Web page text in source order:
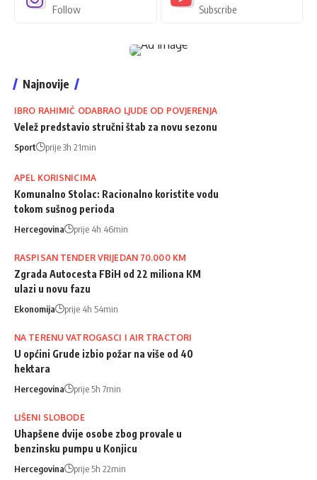
Follow Subscribe
Najnovije
IBRO RAHIMIĆ ODABRAO LJUDE OD POVJERENJA
Velež predstavio stručni štab za novu sezonu
Sport prije 3h 21min
APEL KORISNICIMA
Komunalno Stolac: Racionalno koristite vodu
tokom sušnog perioda
Hercegovina prije 4h 46min
RASPISAN TENDER VRIJEDAN 70.000 KM
Zgrada Autocesta FBiH od 22 miliona KM
ulazi u novu fazu
Ekonomija prije 4h 54min
NA TERENU VATROGASCI I AIR TRACTORI
U općini Grude izbio požar na više od 40
hektara
Hercegovina prije 5h 7min
LIŠENI SLOBODE
Uhapšene dvije osobe zbog provale u
benzinsku pumpu u Konjicu
Hercegovina prije 5h 22min